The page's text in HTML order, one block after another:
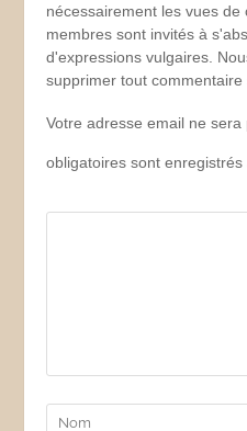
nécessairement les vues de
membres sont invités à
d'expressions vulgaires.
supprimer tout commentaire
Votre adresse email ne
obligatoires sont